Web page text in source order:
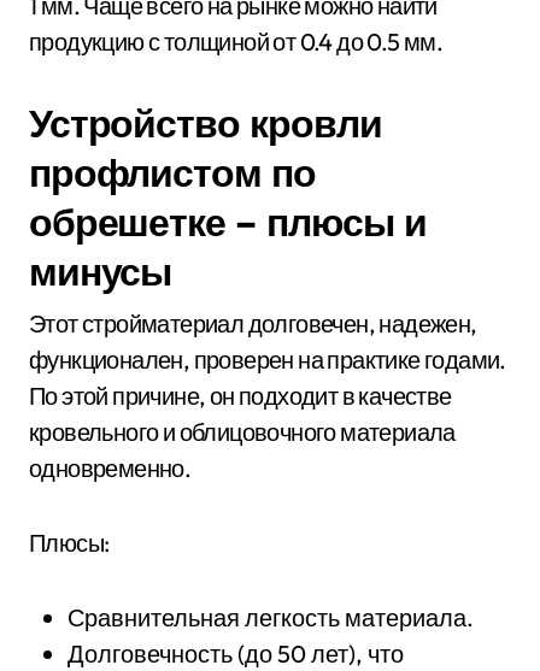
продукцию с толщиной от 0.4 до 0.5 мм.
Устройство кровли
профлистом по
обрешетке – плюсы и
минусы
Этот стройматериал долговечен, надежен,
функционален, проверен на практике годами.
По этой причине, он подходит в качестве
кровельного и облицовочного материала
одновременно.
Плюсы:
Сравнительная легкость материала.
Долговечность (до 50 лет), что